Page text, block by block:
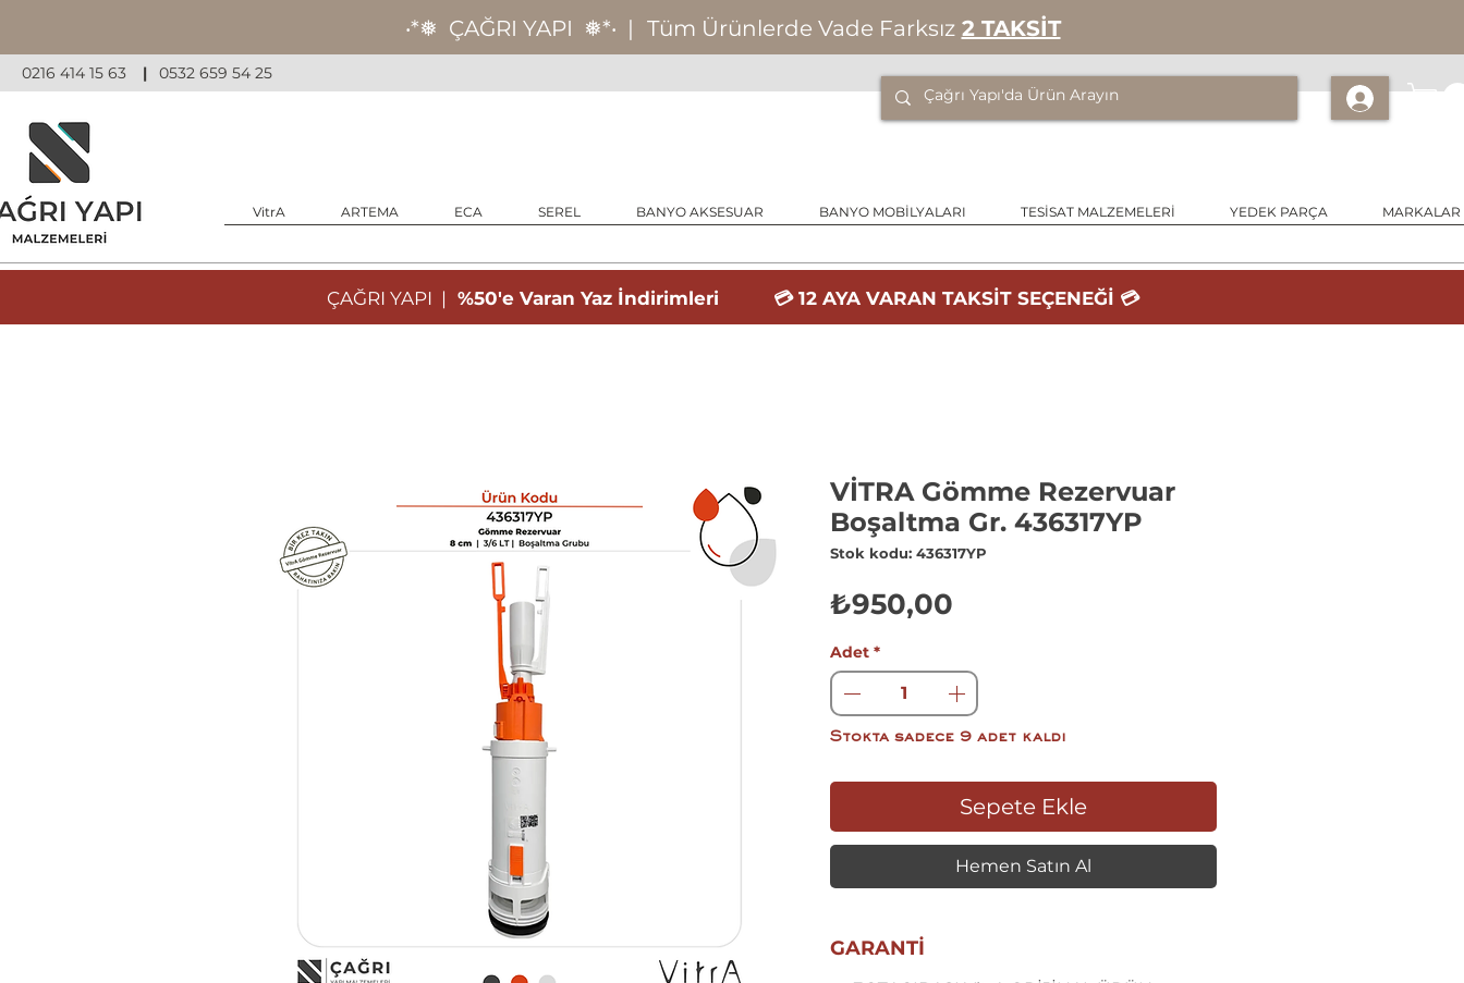
‧*❅ ÇAĞRI YAPI ❅*‧ | Tüm Ürünlerde Vade Farksız 2 TAKSİT
0216 414 15 63 | 0532 659 54 25
VitrA ARTEMA ECA SEREL BANYO AKSESUAR BANYO MOBİLYALARI TESİSAT MALZEMELERİ YEDEK PARÇA MARKALAR
ÇAĞRI YAPI | %50'e Varan Yaz İndirimleri 💳 12 AYA VARAN TAKSİT SEÇENEĞİ 💳
VİTRA Gömme Rezervuar
Boşaltma Gr. 436317YP
Stok kodu: 436317YP
₺950,00
Adet *
Stokta sadece 9 adet kaldı
Sepete Ekle
Hemen Satın Al
GARANTİ